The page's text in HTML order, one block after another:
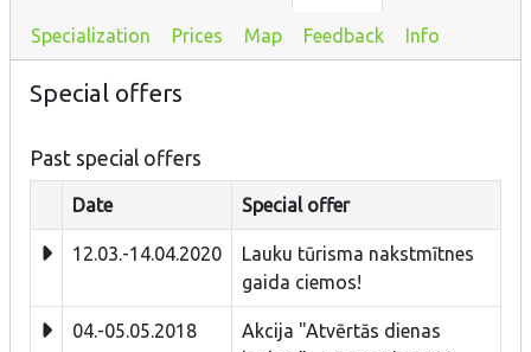
Specialization Prices Map Feedback Info
Special offers
Past special offers
Date Special offer
12.03.-14.04.2020
Lauku tūrisma nakstmītnes
gaida ciemos!
04.-05.05.2018
Akcija "Atvērtās dienas